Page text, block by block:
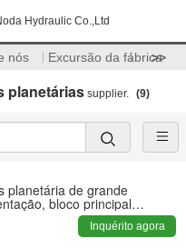
Hydraulic Co.,Ltd
nós Excursão da fábrica
>>
planetárias supplier. (9)
planetária de grande
bloco principal
Inquérito agora